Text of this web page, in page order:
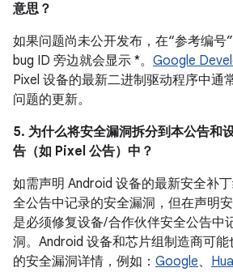
意思？
如果问题尚未公开发布，在“参考编号
bug ID 旁边就会显示 *。 Google
Pixel 设备的最新二进制驱动程序中通
问题的更新。
5. 为什么将安全漏洞拆分到本公告和
告（如 Pixel 公告）中？
如需声明 Android 设备的最新安全补
全公告中记录的安全漏洞，但在声明
是必须修复设备/ 合作伙伴安全公告中
洞。Android 设备和芯片组制造商可
的安全漏洞详情，例如： Google、